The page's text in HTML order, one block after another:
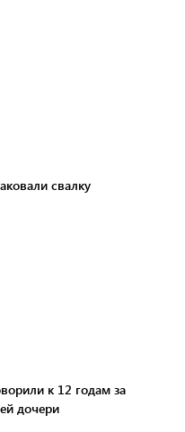
свалку
к 12 годам за
дочери